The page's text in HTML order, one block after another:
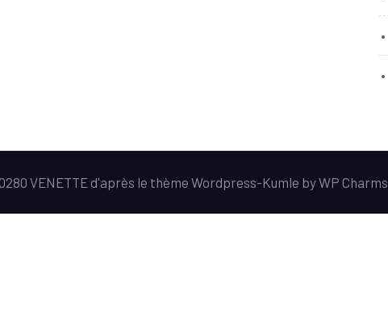
VENETTE d'après le thème Wordpress-Kumle byWP Charms